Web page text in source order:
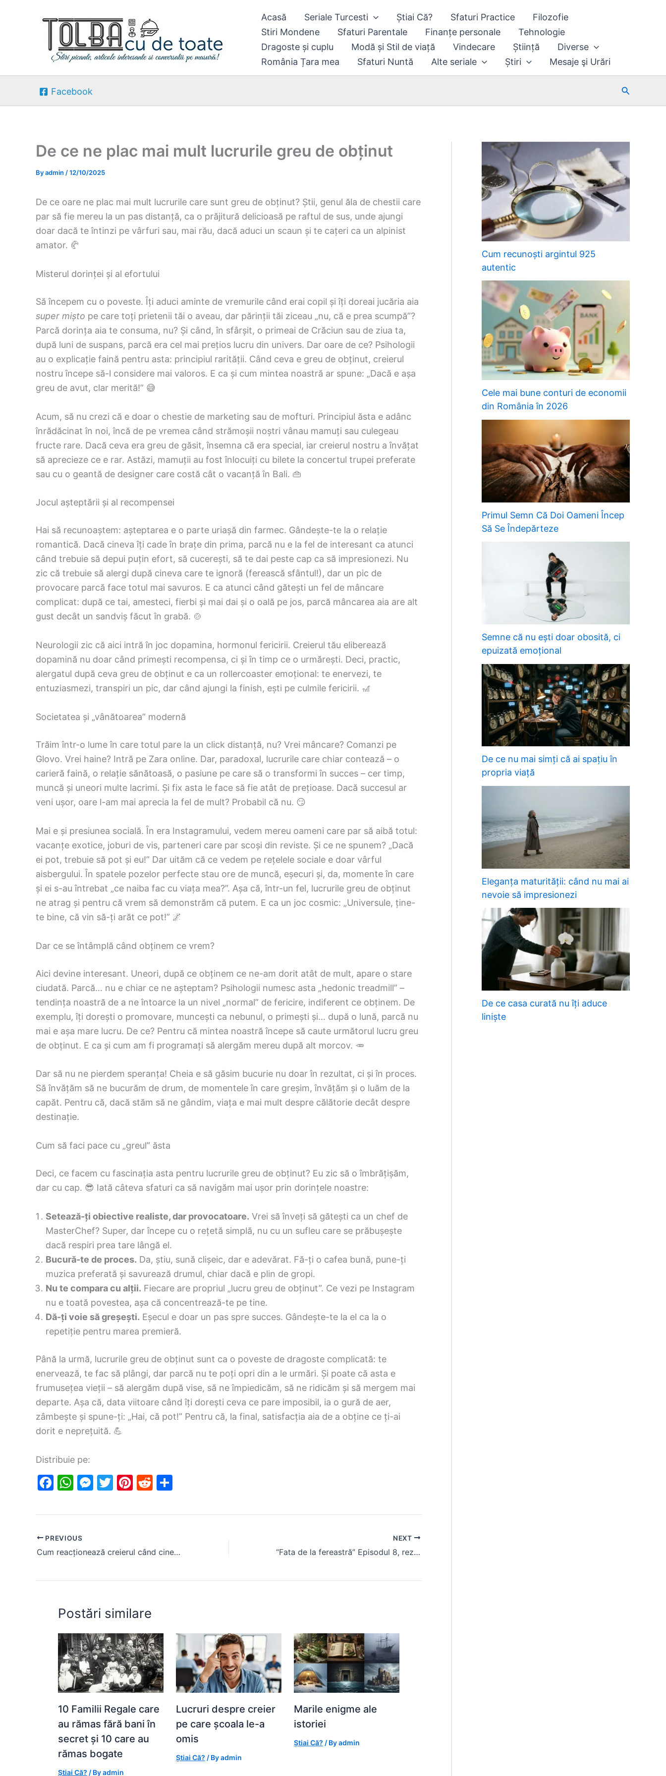
Acasă Seriale Turcesti Știai Că? Sfaturi Practice
Filozofie
Stiri Mondene
Sfaturi Parentale Finanțe personale
Tehnologie
Dragoste și cuplu
Modă și Stil de viață Vindecare Știință
Diverse
România Țara mea
Sfaturi Nuntă Alte seriale Știri Mesaje şi Urări
Facebook Search
De ce ne plac mai mult lucrurile greu de obținut
Byadmin /12/10/2025
De ce oare ne plac mai mult lucrurile care sunt greu de obținut? Știi, genul ăla de chestii care
par să fie mereu la un pas distanță, ca o prăjitură delicioasă pe raftul de sus, unde ajungi
doar dacă te întinzi pe vârfuri sau, mai rău, dacă aduci un scaun și te cațeri ca un alpinist
amator. 🥐
Misterul dorinței și al efortului
Să începem cu o poveste. Îți aduci aminte de vremurile când erai copil și îți doreai jucăria aia
super mișto pe care toți prietenii tăi o aveau, dar părinții tăi ziceau „nu, că e prea scumpă”?
Parcă dorința aia te consuma, nu? Și când, în sfârșit, o primeai de Crăciun sau de ziua ta,
după luni de suspans, parcă era cel mai prețios lucru din univers. Dar oare de ce? Psihologii
au o explicație faină pentru asta: principiul rarității. Când ceva e greu de obținut, creierul
nostru începe să-l considere mai valoros. E ca și cum mintea noastră ar spune: „Dacă e așa
greu de avut, clar merită!” 😅
Acum, să nu crezi că e doar o chestie de marketing sau de mofturi. Principiul ăsta e adânc
înrădăcinat în noi, încă de pe vremea când strămoșii noștri vânau mamuți sau culegeau
fructe rare. Dacă ceva era greu de găsit, însemna că era special, iar creierul nostru a învățat
să aprecieze ce e rar. Astăzi, mamuții au fost înlocuiți cu bilete la concertul trupei preferate
sau cu o geantă de designer care costă cât o vacanță în Bali. 👜
Jocul așteptării și al recompensei
Hai să recunoaștem: așteptarea e o parte uriașă din farmec. Gândește-te la o relație
romantică. Dacă cineva îți cade în brațe din prima, parcă nu e la fel de interesant ca atunci
când trebuie să depui puțin efort, să cucerești, să te dai peste cap ca să impresionezi. Nu
zic că trebuie să alergi după cineva care te ignoră (ferească sfântul!), dar un pic de
provocare parcă face totul mai savuros. E ca atunci când gătești un fel de mâncare
complicat: după ce tai, amesteci, fierbi și mai dai și o oală pe jos, parcă mâncarea aia are alt
gust decât un sandviș făcut în grabă. 🍲
Neurologii zic că aici intră în joc dopamina, hormonul fericirii. Creierul tău eliberează
dopamină nu doar când primești recompensa, ci și în timp ce o urmărești. Deci, practic,
alergatul după ceva greu de obținut e ca un rollercoaster emoțional: te enervezi, te
entuziasmezi, transpiri un pic, dar când ajungi la finish, ești pe culmile fericirii. 🎢
Societatea și „vânătoarea” modernă
Trăim într-o lume în care totul pare la un click distanță, nu? Vrei mâncare? Comanzi pe
Glovo. Vrei haine? Intră pe Zara online. Dar, paradoxal, lucrurile care chiar contează – o
carieră faină, o relație sănătoasă, o pasiune pe care să o transformi în succes – cer timp,
muncă și uneori multe lacrimi. Și fix asta le face să fie atât de prețioase. Dacă succesul ar
veni ușor, oare l-am mai aprecia la fel de mult? Probabil că nu. 😏
Mai e și presiunea socială. În era Instagramului, vedem mereu oameni care par să aibă totul:
vacanțe exotice, joburi de vis, parteneri care par scoși din reviste. Și ce ne spunem? „Dacă
ei pot, trebuie să pot și eu!” Dar uităm că ce vedem pe rețelele sociale e doar vârful
aisbergului. În spatele pozelor perfecte stau ore de muncă, eșecuri și, da, momente în care
și ei s-au întrebat „ce naiba fac cu viața mea?”. Așa că, într-un fel, lucrurile greu de obținut
ne atrag și pentru că vrem să demonstrăm că putem. E ca un joc cosmic: „Universule, ține-
te bine, că vin să-ți arăt ce pot!” 🌌
Dar ce se întâmplă când obținem ce vrem?
Aici devine interesant. Uneori, după ce obținem ce ne-am dorit atât de mult, apare o stare
ciudată. Parcă… nu e chiar ce ne așteptam? Psihologii numesc asta „hedonic treadmill” –
tendința noastră de a ne întoarce la un nivel „normal” de fericire, indiferent ce obținem. De
exemplu, îți dorești o promovare, muncești ca nebunul, o primești și… după o lună, parcă nu
mai e așa mare lucru. De ce? Pentru că mintea noastră începe să caute următorul lucru greu
de obținut. E ca și cum am fi programați să alergăm mereu după alt morcov. 🥕
Dar să nu ne pierdem speranța! Cheia e să găsim bucurie nu doar în rezultat, ci și în proces.
Să învățăm să ne bucurăm de drum, de momentele în care greșim, învățăm și o luăm de la
capăt. Pentru că, dacă stăm să ne gândim, viața e mai mult despre călătorie decât despre
destinație.
Cum să faci pace cu „greul” ăsta
Deci, ce facem cu fascinația asta pentru lucrurile greu de obținut? Eu zic să o îmbrățișăm,
dar cu cap. 😎 Iată câteva sfaturi ca să navigăm mai ușor prin dorințele noastre:
Setează-ți obiective realiste, dar provocatoare. Vrei să înveți să gătești ca un chef de
MasterChef? Super, dar începe cu o rețetă simplă, nu cu un sufleu care se prăbușește
dacă respiri prea tare lângă el.
Bucură-te de proces. Da, știu, sună clișeic, dar e adevărat. Fă-ți o cafea bună, pune-ți
muzica preferată și savurează drumul, chiar dacă e plin de gropi.
Nu te compara cu alții. Fiecare are propriul „lucru greu de obținut”. Ce vezi pe Instagram
nu e toată povestea, așa că concentrează-te pe tine.
Dă-ți voie să greșești. Eșecul e doar un pas spre succes. Gândește-te la el ca la o
repetiție pentru marea premieră.
Până la urmă, lucrurile greu de obținut sunt ca o poveste de dragoste complicată: te
enervează, te fac să plângi, dar parcă nu te poți opri din a le urmări. Și poate că asta e
frumusețea vieții – să alergăm după vise, să ne împiedicăm, să ne ridicăm și să mergem mai
departe. Așa că, data viitoare când îți dorești ceva ce pare imposibil, ia o gură de aer,
zâmbește și spune-ți: „Hai, că pot!” Pentru că, la final, satisfacția aia de a obține ce ți-ai
dorit e neprețuită. 💪
Distribuie pe:
F
c
b
o
o
W
at
A
p
p
M
s
e
n
g
T
itt
Pi
er
st
R
d
t
ar
PREVIOUS
Cum reacționează creierul când cineva te îmbrățișează
NEXT
“Fata de la fereastră” Episodul 8, rezumat. Feride află de la Cana despre relația ei cu Sedat
Postări similare
10 Familii Regale care
au rămas fără bani în
secret și 10 care au
rămas bogate
Știai Că? / Byadmin
Lucruri despre creier
pe care școala le-a
omis
Știai Că? / Byadmin
Marile enigme ale
istoriei
Știai Că? / Byadmin
Cum recunoști argintul 925
autentic
Cele mai bune conturi de economii
din România în 2026
Primul Semn Că Doi Oameni Încep
Să Se Îndepărteze
Semne că nu ești doar obosită, ci
epuizată emoțional
De ce nu mai simți că ai spațiu în
propria viață
Eleganța maturității: când nu mai ai
nevoie să impresionezi
De ce casa curată nu îți aduce
liniște